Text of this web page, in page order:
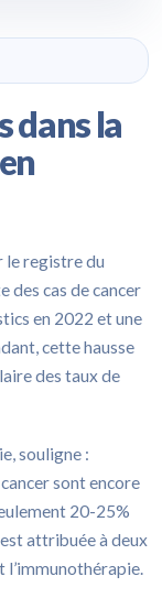
dans la
le registre du
des cas de cancer
en 2022 et une
cette hausse
des taux de
souligne :
sont encore
20-25%
attribuée à deux
l’immunothérapie.